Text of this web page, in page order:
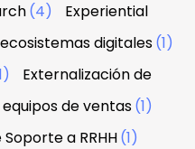
(4)
Experiential
digitales(1)
Externalización de
de ventas(1)
a RRHH(1)